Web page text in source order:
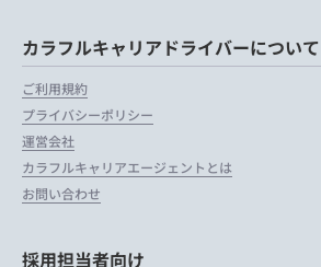
カラフルキャリアドライバーについて
ご利用規約
プライバシーポリシー
運営会社
カラフルキャリアエージェントとは
お問い合わせ
採用担当者向け